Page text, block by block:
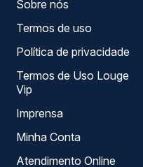
Sobre nós
Termos de uso
Política de privacidade
Termos de Uso Louge
Vip
Imprensa
Minha Conta
Atendimento Online